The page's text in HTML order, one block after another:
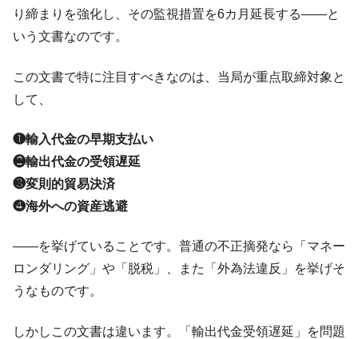
り締まりを強化し、その監視措置を6カ月延長する――と
いう文書なのです。
この文書で特に注目すべきなのは、当局が重点取締対象と
して、
❶輸入代金の早期支払い
❷輸出代金の受領遅延
❸変則的貿易決済
❹海外への資産逃避
――を挙げていることです。普通の不正摘発なら「マネー
ロンダリング」や「脱税」、また「外為法違反」を挙げそ
うなものです。
しかしこの文書は違います。「輸出代金受領遅延」を問題